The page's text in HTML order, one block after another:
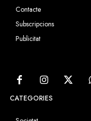
Contacte
Subscripcions
Publicitat
CATEGORIES